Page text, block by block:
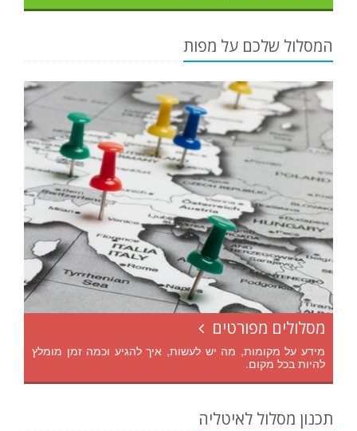
המסלול שלכם על מפות
מסלולים מפורטים
מידע על מקומות, מה יש לעשות, איך להגיע וכמה זמן מומלץ
להיות בכל מקום.
תכנון מסלול לאיטליה